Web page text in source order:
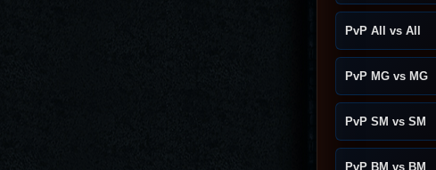
PvP All vs All
PvP MG vs MG
PvP SM vs SM
PvP BM vs BM